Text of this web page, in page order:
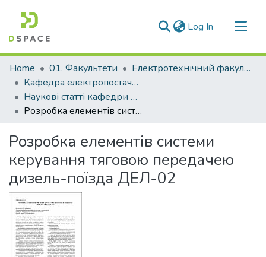
Log In (current)
Communities & Collections
All of DSpace
Statistics
Home 01. Факультети
Електротехнічний факультет
Кафедра електропостачання промислових підприємств (Кафедра ЕПП)
Наукові статті кафедри ЕПП
Розробка елементів системи керування тяговою передачею дизель-поїзда ДЕЛ-02
Розробка елементів системи
керування тяговою передачею
дизель-поїзда ДЕЛ-02